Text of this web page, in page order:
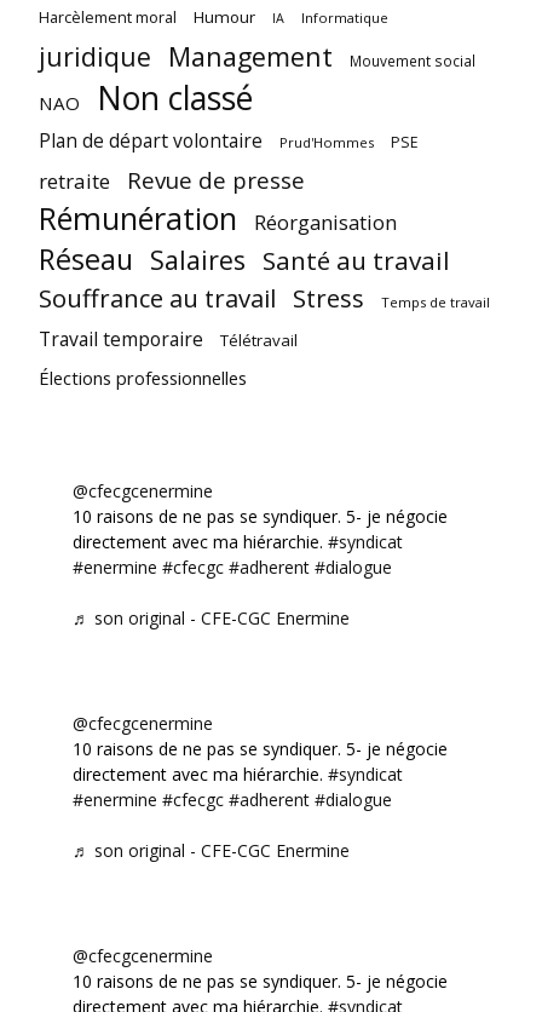
Harcèlement moral Humour IA Informatique
juridique Management Mouvement social
NAO Non classé
Plan de départ volontaire Prud'Hommes PSE
retraite Revue de presse
Rémunération Réorganisation
Réseau Salaires Santé au travail
Souffrance au travail Stress Temps de travail
Travail temporaire Télétravail
Élections professionnelles
@cfecgcenermine
10 raisons de ne pas se syndiquer. 5- je négocie
directement avec ma hiérarchie. #syndicat
#enermine #cfecgc #adherent #dialogue
♬ son original - CFE-CGC Enermine
@cfecgcenermine
10 raisons de ne pas se syndiquer. 5- je négocie
directement avec ma hiérarchie. #syndicat
#enermine #cfecgc #adherent #dialogue
♬ son original - CFE-CGC Enermine
@cfecgcenermine
10 raisons de ne pas se syndiquer. 5- je négocie
directement avec ma hiérarchie. #syndicat